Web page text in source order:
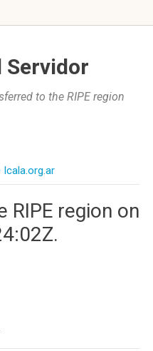
to the RIPE region
region on